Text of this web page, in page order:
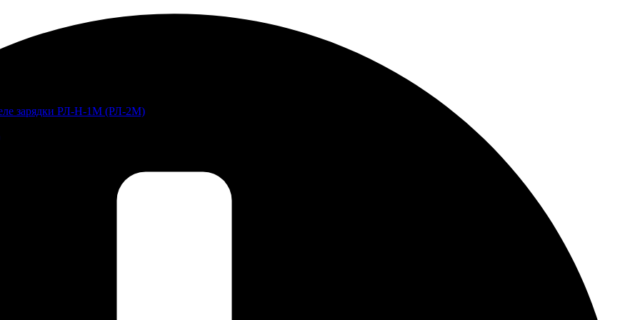
зарядки РЛ-Н-1М (РЛ-2М)